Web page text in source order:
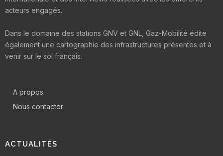
acteurs engagés.
Dans le domaine des stations GNV et GNL, Gaz-Mobilité édite
également une cartographie des infrastructures présentes et à
venir sur le sol français.
A propos
Nous contacter
ACTUALITÉS